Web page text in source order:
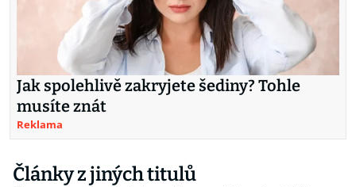
Jak spolehlivě zakryjete šediny? Tohle
musíte znát
Reklama
Články z jiných titulů